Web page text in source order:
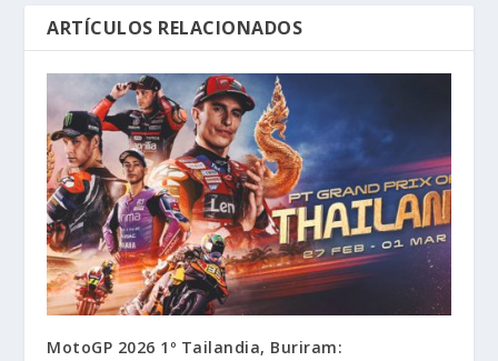
ARTÍCULOS RELACIONADOS
MotoGP 2026 1º Tailandia, Buriram: